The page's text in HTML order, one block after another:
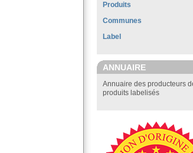
Produits
Communes
Label
ANNUAIRE
Annuaire des producteurs
produits labelisés